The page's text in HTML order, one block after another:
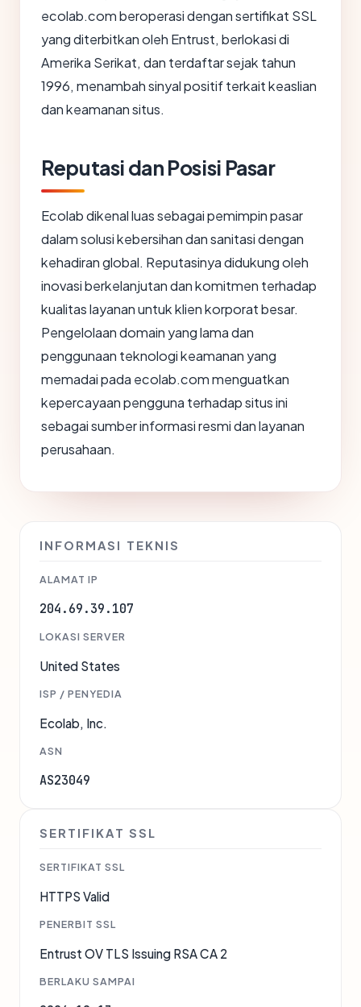
ecolab.com beroperasi dengan sertifikat SSL
yang diterbitkan oleh Entrust, berlokasi di
Amerika Serikat, dan terdaftar sejak tahun
1996, menambah sinyal positif terkait keaslian
dan keamanan situs.
Reputasi dan Posisi Pasar
Ecolab dikenal luas sebagai pemimpin pasar
dalam solusi kebersihan dan sanitasi dengan
kehadiran global. Reputasinya didukung oleh
inovasi berkelanjutan dan komitmen terhadap
kualitas layanan untuk klien korporat besar.
Pengelolaan domain yang lama dan
penggunaan teknologi keamanan yang
memadai pada ecolab.com menguatkan
kepercayaan pengguna terhadap situs ini
sebagai sumber informasi resmi dan layanan
perusahaan.
INFORMASI TEKNIS
ALAMAT IP
204.69.39.107
LOKASI SERVER
United States
ISP / PENYEDIA
Ecolab, Inc.
ASN
AS23049
SERTIFIKAT SSL
SERTIFIKAT SSL
HTTPS Valid
PENERBIT SSL
Entrust OV TLS Issuing RSA CA 2
BERLAKU SAMPAI